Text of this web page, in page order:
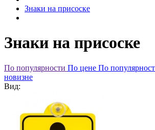
Знаки на присоске
Знаки на присоске
По популярности По цене По
новизне
Вид: